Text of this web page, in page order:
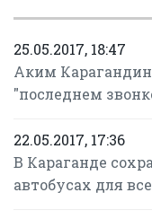
25.05.2017, 18:47
Аким
"последнем
22.05.2017, 17:36
В Караганде
автобусах для